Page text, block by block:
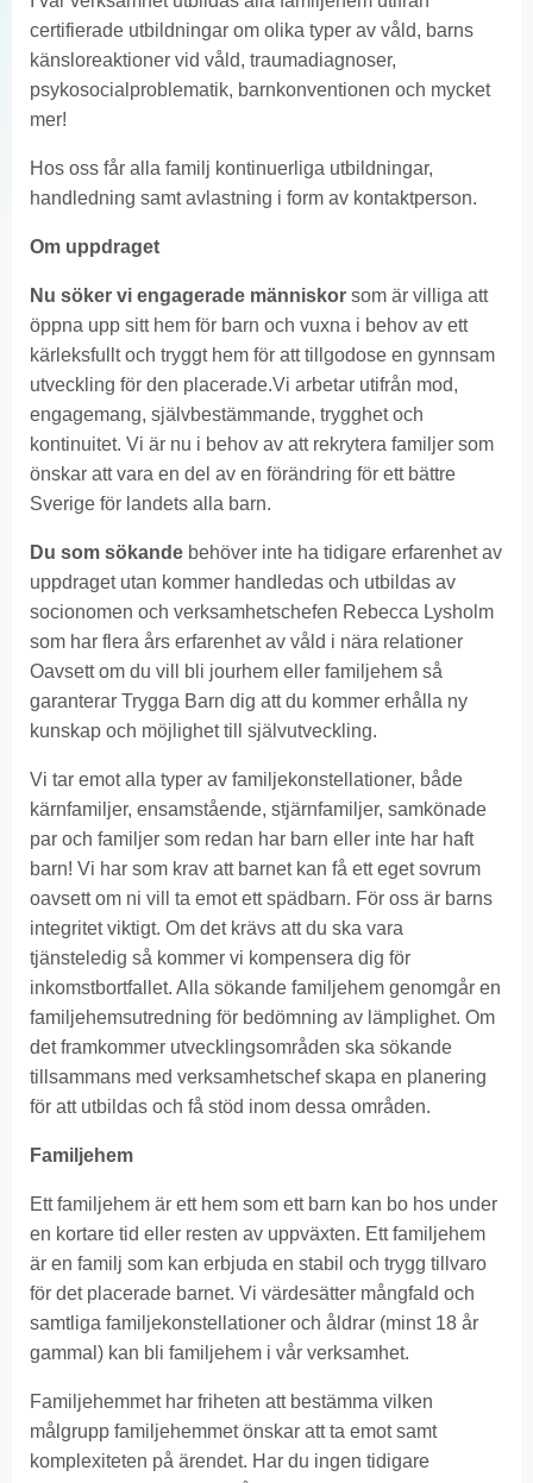
certifierade utbildningar om olika typer av våld, barns
känsloreaktioner vid våld, traumadiagnoser,
psykosocialproblematik, barnkonventionen och mycket
mer!
Hos oss får alla familj kontinuerliga utbildningar,
handledning samt avlastning i form av kontaktperson.
Om uppdraget
Nu söker vi engagerade människor som är villiga att
öppna upp sitt hem för barn och vuxna i behov av ett
kärleksfullt och tryggt hem för att tillgodose en gynnsam
utveckling för den placerade.Vi arbetar utifrån mod,
engagemang, självbestämmande, trygghet och
kontinuitet. Vi är nu i behov av att rekrytera familjer som
önskar att vara en del av en förändring för ett bättre
Sverige för landets alla barn.
Du som sökande behöver inte ha tidigare erfarenhet av
uppdraget utan kommer handledas och utbildas av
socionomen och verksamhetschefen Rebecca Lysholm
som har flera års erfarenhet av våld i nära relationer
Oavsett om du vill bli jourhem eller familjehem så
garanterar Trygga Barn dig att du kommer erhålla ny
kunskap och möjlighet till självutveckling.
Vi tar emot alla typer av familjekonstellationer, både
kärnfamiljer, ensamstående, stjärnfamiljer, samkönade
par och familjer som redan har barn eller inte har haft
barn! Vi har som krav att barnet kan få ett eget sovrum
oavsett om ni vill ta emot ett spädbarn. För oss är barns
integritet viktigt. Om det krävs att du ska vara
tjänsteledig så kommer vi kompensera dig för
inkomstbortfallet. Alla sökande familjehem genomgår en
familjehemsutredning för bedömning av lämplighet. Om
det framkommer utvecklingsområden ska sökande
tillsammans med verksamhetschef skapa en planering
för att utbildas och få stöd inom dessa områden.
Familjehem
Ett familjehem är ett hem som ett barn kan bo hos under
en kortare tid eller resten av uppväxten. Ett familjehem
är en familj som kan erbjuda en stabil och trygg tillvaro
för det placerade barnet. Vi värdesätter mångfald och
samtliga familjekonstellationer och åldrar (minst 18 år
gammal) kan bli familjehem i vår verksamhet.
Familjehemmet har friheten att bestämma vilken
målgrupp familjehemmet önskar att ta emot samt
komplexiteten på ärendet. Har du ingen tidigare